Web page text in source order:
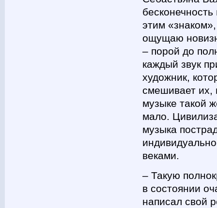
этим
ощущаю
– порой до
каждый звук
художник,
смешивает их,
музыке такой
мало.
музыка
веками.
– Такую
в состоянии
написал свой